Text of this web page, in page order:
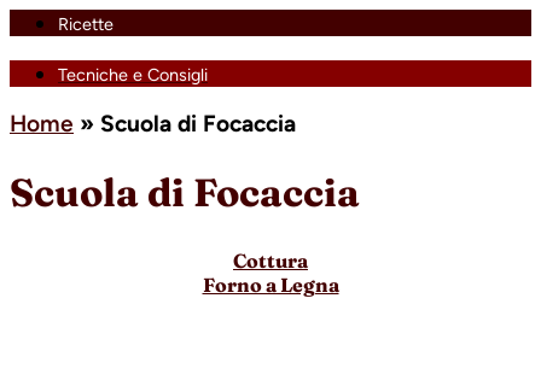
Ricette
Tecniche e Consigli
Home » Scuola di Focaccia
Scuola di Focaccia
Cottura
Forno a Legna